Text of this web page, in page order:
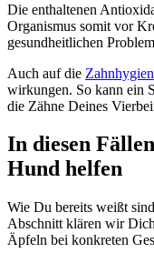
Die ent­hal­te­nen
Orga­nis­mus somit vor
gesund­heit­li­chen
Auch auf die
wir­kun­gen. So kann ein
die Zäh­ne Dei­nes
In die­sen
Hund hel­fen
Wie Du bereits weißt sind
Abschnitt klä­ren wir
Äpfeln bei kon­kre­ten